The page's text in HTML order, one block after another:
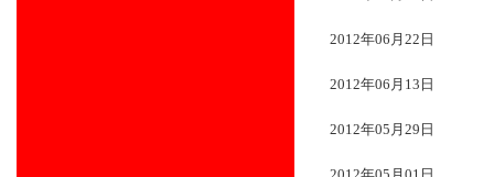
2012年06月22日
2012年06月13日
2012年05月29日